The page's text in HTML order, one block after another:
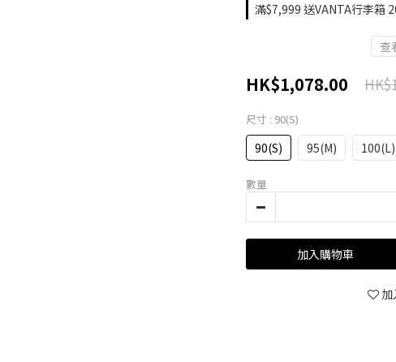
滿$7,999 送VANTA行李箱
查
HK$1,078.00
尺寸 : 90(S)
90(S) 95(M) 100(L)
數量
加入購物車